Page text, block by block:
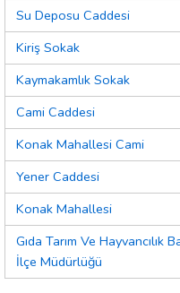
Su Deposu Caddesi
Kiriş Sokak
Kaymakamlık Sokak
Cami Caddesi
Konak Mahallesi Cami
Yener Caddesi
Konak Mahallesi
Gıda Tarım Ve Hayvancılık
İlçe Müdürlüğü